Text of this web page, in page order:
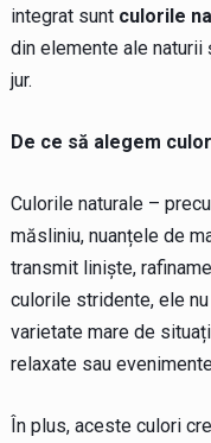
integrat sunt culorile
din elemente ale
jur.
De ce să alegem
Culorile naturale –
măsliniu, nuanțele de
transmit liniște,
culorile stridente, ele
varietate mare de
relaxate sau
În plus, aceste culori